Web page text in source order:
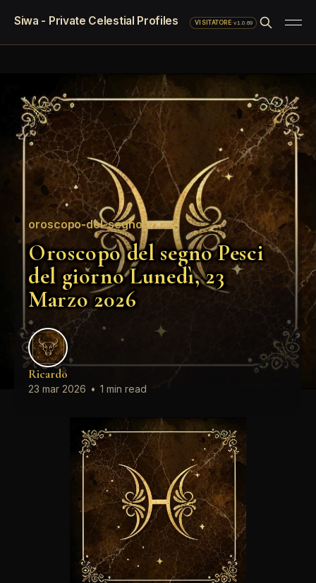
Siwa - Private Celestial Profiles VISITATORE·v1.0.69
oroscopo-del-segno
Oroscopo del segno Pesci
del giorno Lunedì, 23
Marzo 2026
Ricardo
23 mar 2026 • 1 min read